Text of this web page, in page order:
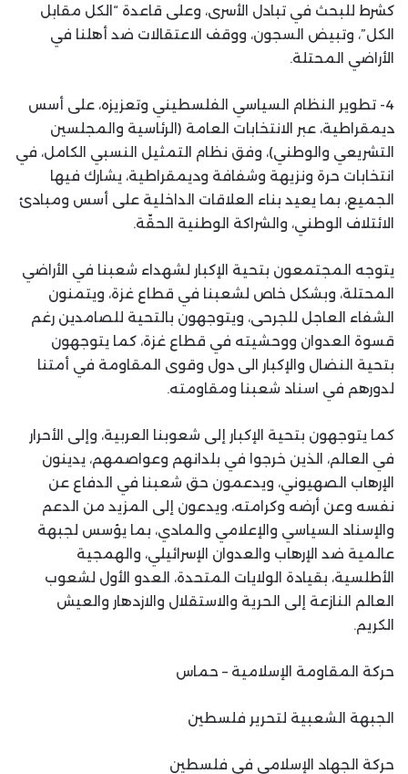
كشرط للبحث في تبادل الأسرى، وعلى قاعدة “الكل مقابل
الكل”، وتبيض السجون، ووقف الاعتقالات ضد أهلنا في
الأراضي المحتلة.
4- تطوير النظام السياسي الفلسطيني وتعزيزه، على أسس
ديمقراطية، عبر الانتخابات العامة (الرئاسية والمجلسين
التشريعي والوطني)، وفق نظام التمثيل النسبي الكامل، في
انتخابات حرة ونزيهة وشفافة وديمقراطية، يشارك فيها
الجميع، بما يعيد بناء العلاقات الداخلية على أسس ومبادئ
الائتلاف الوطني، والشراكة الوطنية الحقّة.
يتوجه المجتمعون بتحية الإكبار لشهداء شعبنا في الأراضي
المحتلة، وبشكل خاص لشعبنا في قطاع غزة، ويتمنون
الشفاء العاجل للجرحى، ويتوجهون بالتحية للصامدين رغم
قسوة العدوان ووحشيته في قطاع غزة، كما يتوجهون
بتحية النضال والإكبار الى دول وقوى المقاومة في أمتنا
لدورهم في اسناد شعبنا ومقاومته.
كما يتوجهون بتحية الإكبار إلى شعوبنا العربية، وإلى الأحرار
في العالم، الذين خرجوا في بلدانهم وعواصمهم، يدينون
الإرهاب الصهيوني، ويدعمون حق شعبنا في الدفاع عن
نفسه وعن أرضه وكرامته، ويدعون إلى المزيد من الدعم
والإسناد السياسي والإعلامي والمادي، بما يؤسس لجبهة
عالمية ضد الإرهاب والعدوان الإسرائيلي، والهمجية
الأطلسية، بقيادة الولايات المتحدة، العدو الأول لشعوب
العالم النازعة إلى الحرية والاستقلال والازدهار والعيش
الكريم.
حركة المقاومة الإسلامية – حماس
الجبهة الشعبية لتحرير فلسطين
حركة الجهاد الإسلامي في فلسطين